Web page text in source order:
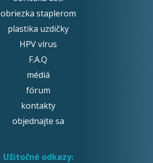
obriezka staplerom
plastika uzdičky
HPV vírus
F.A.Q
médiá
fórum
kontakty
objednajte sa
Užitočné odkazy: